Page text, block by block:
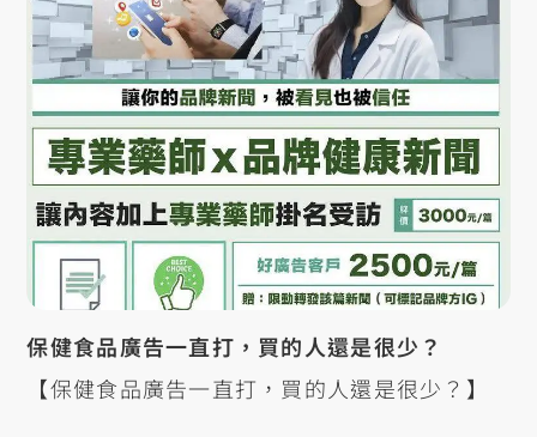
保健食品廣告一直打，買的人還是很少？
【保健食品廣告一直打，買的人還是很少？】